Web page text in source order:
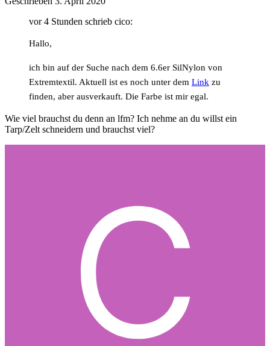
vor 4 Stunden schrieb cico:
Hallo,
ich bin auf der Suche nach dem 6.6er SilNylon von
Extremtextil. Aktuell ist es noch unter dem Link zu
finden, aber ausverkauft. Die Farbe ist mir egal.
Wie viel brauchst du denn an lfm? Ich nehme an du willst ein
Tarp/Zelt schneidern und brauchst viel?